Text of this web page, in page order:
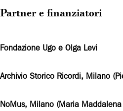
Partner e finanziatori
Fondazione Ugo e Olga Levi
Archivio Storico Ricordi, Milano
NoMus, Milano (Maria